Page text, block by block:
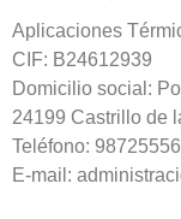
Aplicaciones
CIF: B24612939
Domicilio social:
24199 Castrillo de
Teléfono:
E-mail: